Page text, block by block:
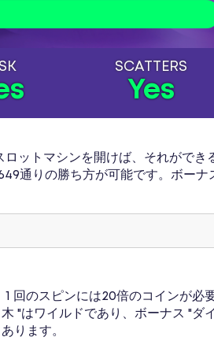
SCATTERS
Yes
トマシンを開けば、それができ
通りの勝ち方が可能です。ボーナ
回のスピンには20倍のコインが必
"はワイルドであり、ボーナス "ダ
ります。